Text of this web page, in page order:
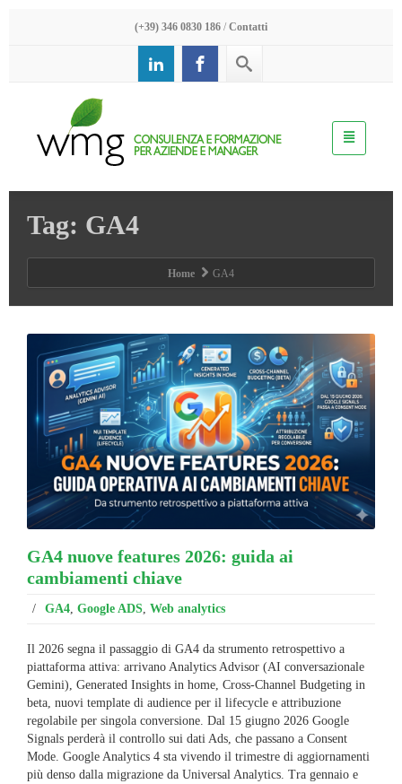
(+39) 346 0830 186 / Contatti
Tag: GA4
Home GA4
GA4 nuove features 2026: guida ai
cambiamenti chiave
/ GA4, Google ADS, Web analytics
Il 2026 segna il passaggio di GA4 da strumento retrospettivo a
piattaforma attiva: arrivano Analytics Advisor (AI conversazionale
Gemini), Generated Insights in home, Cross-Channel Budgeting in
beta, nuovi template di audience per il lifecycle e attribuzione
regolabile per singola conversione. Dal 15 giugno 2026 Google
Signals perderà il controllo sui dati Ads, che passano a Consent
Mode. Google Analytics 4 sta vivendo il trimestre di aggiornamenti
più denso dalla migrazione da Universal Analytics. Tra gennaio e